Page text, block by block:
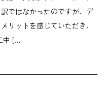
ではなかったのですが、デ
リットを感じていただき、
中 […